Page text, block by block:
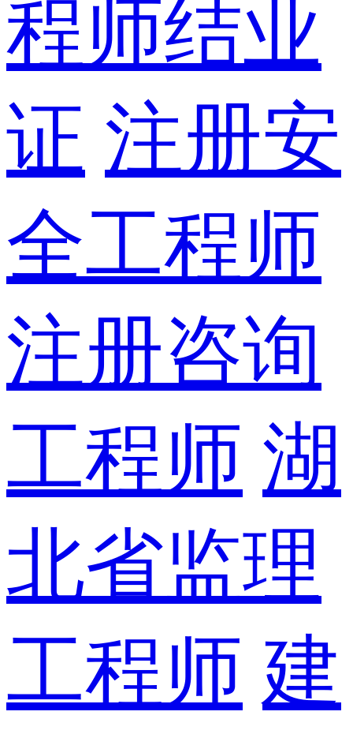
程师结业
证 注册安
全工程师
注册咨询
工程师 湖
北省监理
工程师 建